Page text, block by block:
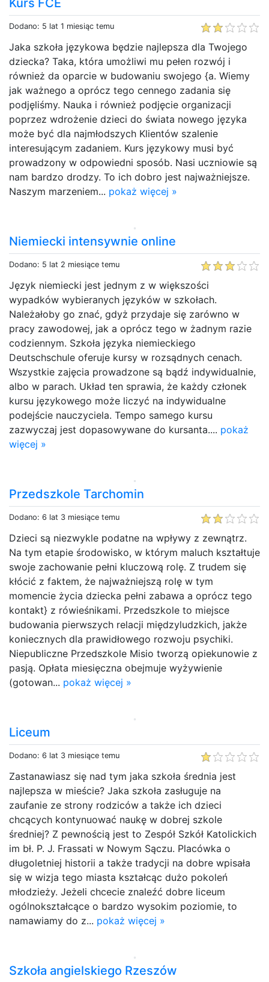
Dodano: 5 lat 1 miesiąc temu
Jaka szkoła językowa będzie najlepsza dla Twojego
dziecka? Taka, która umożliwi mu pełen rozwój i
również da oparcie w budowaniu swojego {a. Wiemy
jak ważnego a oprócz tego cennego zadania się
podjęliśmy. Nauka i również podjęcie organizacji
poprzez wdrożenie dzieci do świata nowego języka
może być dla najmłodszych Klientów szalenie
interesującym zadaniem. Kurs językowy musi być
prowadzony w odpowiedni sposób. Nasi uczniowie są
nam bardzo drodzy. To ich dobro jest najważniejsze.
Naszym marzeniem... pokaż więcej »
Niemiecki intensywnie online
Dodano: 5 lat 2 miesiące temu
Język niemiecki jest jednym z w większości
wypadków wybieranych języków w szkołach.
Należałoby go znać, gdyż przydaje się zarówno w
pracy zawodowej, jak a oprócz tego w żadnym razie
codziennym. Szkoła języka niemieckiego
Deutschschule oferuje kursy w rozsądnych cenach.
Wszystkie zajęcia prowadzone są bądź indywidualnie,
albo w parach. Układ ten sprawia, że każdy członek
kursu językowego może liczyć na indywidualne
podejście nauczyciela. Tempo samego kursu
zazwyczaj jest dopasowywane do kursanta.... pokaż
więcej »
Przedszkole Tarchomin
Dodano: 6 lat 3 miesiące temu
Dzieci są niezwykle podatne na wpływy z zewnątrz.
Na tym etapie środowisko, w którym maluch kształtuje
swoje zachowanie pełni kluczową rolę. Z trudem się
kłócić z faktem, że najważniejszą rolę w tym
momencie życia dziecka pełni zabawa a oprócz tego
kontakt} z rówieśnikami. Przedszkole to miejsce
budowania pierwszych relacji międzyludzkich, jakże
koniecznych dla prawidłowego rozwoju psychiki.
Niepubliczne Przedszkole Misio tworzą opiekunowie z
pasją. Opłata miesięczna obejmuje wyżywienie
(gotowan... pokaż więcej »
Liceum
Dodano: 6 lat 3 miesiące temu
Zastanawiasz się nad tym jaka szkoła średnia jest
najlepsza w mieście? Jaka szkoła zasługuje na
zaufanie ze strony rodziców a także ich dzieci
chcących kontynuować naukę w dobrej szkole
średniej? Z pewnością jest to Zespół Szkół Katolickich
im bł. P. J. Frassati w Nowym Sączu. Placówka o
długoletniej historii a także tradycji na dobre wpisała
się w wizja tego miasta kształcąc dużo pokoleń
młodzieży. Jeżeli chcecie znaleźć dobre liceum
ogólnokształcące o bardzo wysokim poziomie, to
namawiamy do z... pokaż więcej »
Szkoła angielskiego Rzeszów